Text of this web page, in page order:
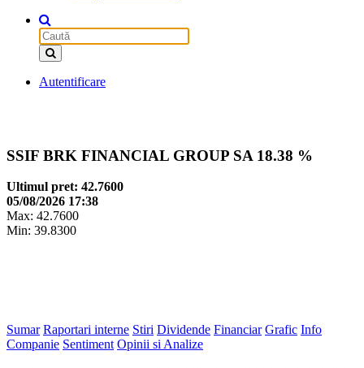
Autentificare
SSIF BRK FINANCIAL GROUP SA 18.38 %
Ultimul pret: 42.7600
05/08/2026 17:38
Max: 42.7600
Min: 39.8300
Sumar Raportari interne Stiri Dividende Financiar Grafic Info
Companie Sentiment Opinii si Analize